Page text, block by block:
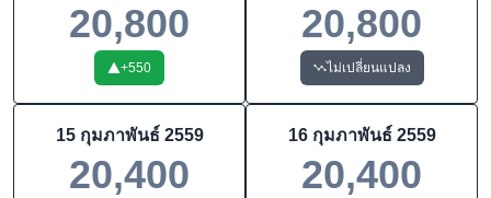
20,800
+550
20,800
ไม่เปลี่ยนแปลง
15 กุมภาพันธ์ 2559
20,400
16 กุมภาพันธ์ 2559
20,400